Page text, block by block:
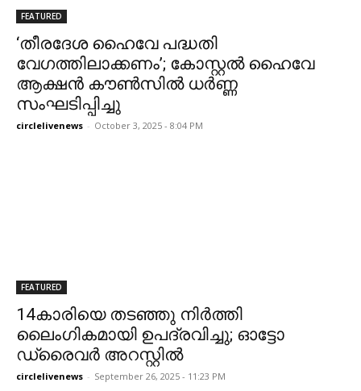
FEATURED
‘തീരദേശ ഹൈവേ പദ്ധതി
വേഗത്തിലാക്കണം’; കോസ്റ്റൽ ഹൈവേ
ആക്ഷൻ കൗൺസിൽ ധർണ്ണ
സംഘടിപ്പിച്ചു
circlelivenews - October 3, 2025 - 8:04 PM
FEATURED
14കാരിയെ തടഞ്ഞു നിർത്തി
ലൈംഗികമായി ഉപദ്രവിച്ചു; ഓട്ടോ
ഡ്രൈവർ അറസ്റ്റിൽ
circlelivenews - September 26, 2025 - 11:23 PM